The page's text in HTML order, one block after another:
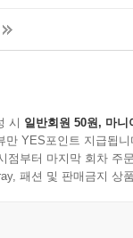
시 일반회원 50원, 마니
만 YES포인트 지급됩니
점부터 마지막 회차 주
패션 및 판매금지 상